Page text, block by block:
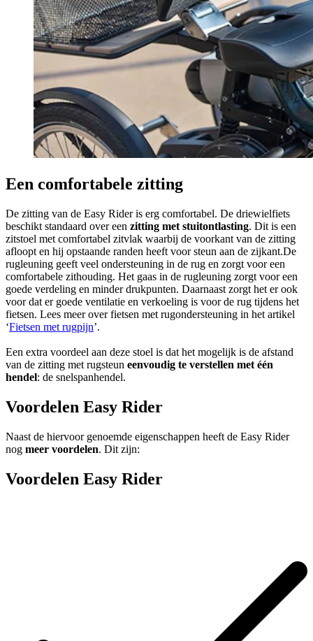
Een comfortabele zitting
De zitting van de Easy Rider is erg comfortabel. De driewielfiets
beschikt standaard over een zitting met stuitontlasting. Dit is een
zitstoel met comfortabel zitvlak waarbij de voorkant van de zitting
afloopt en hij opstaande randen heeft voor steun aan de zijkant.De
rugleuning geeft veel ondersteuning in de rug en zorgt voor een
comfortabele zithouding. Het gaas in de rugleuning zorgt voor een
goede verdeling en minder drukpunten. Daarnaast zorgt het er ook
voor dat er goede ventilatie en verkoeling is voor de rug tijdens het
fietsen. Lees meer over fietsen met rugondersteuning in het artikel
‘Fietsen met rugpijn’.
Een extra voordeel aan deze stoel is dat het mogelijk is de afstand
van de zitting met rugsteun eenvoudig te verstellen met één
hendel: de snelspanhendel.
Voordelen Easy Rider
Naast de hiervoor genoemde eigenschappen heeft de Easy Rider
nog meer voordelen. Dit zijn:
Voordelen Easy Rider